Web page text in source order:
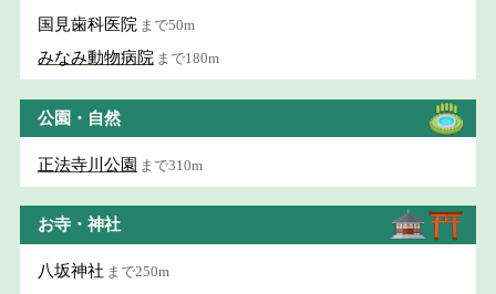
国見歯科医院 まで50m
みなみ動物病院 まで180m
公園・自然
正法寺川公園 まで310m
お寺・神社
八坂神社 まで250m